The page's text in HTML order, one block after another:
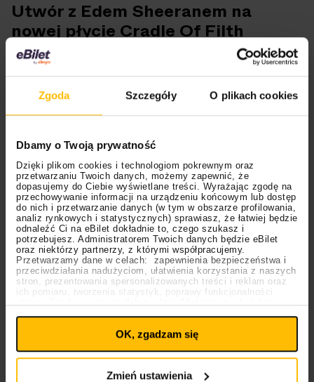
Zgoda Szczegóły O plikach cookies
Dbamy o Twoją prywatność
Dzięki plikom cookies i technologiom pokrewnym oraz
przetwarzaniu Twoich danych, możemy zapewnić, że
dopasujemy do Ciebie wyświetlane treści. Wyrażając zgodę na
przechowywanie informacji na urządzeniu końcowym lub dostęp
do nich i przetwarzanie danych (w tym w obszarze profilowania,
analiz rynkowych i statystycznych) sprawiasz, że łatwiej będzie
odnaleźć Ci na eBilet dokładnie to, czego szukasz i
potrzebujesz. Administratorem Twoich danych będzie eBilet
oraz niektórzy partnerzy, z którymi współpracujemy.
Przetwarzamy dane w celach: zapewnienia bezpieczeństwa i
przeciwdziałania nadużyciom, ułatwienia korzystania z naszych
stron, prezentowania spersonalizowanych treści i reklam oraz
ich pomiaru, tworzenia statystyk, poprawy funkcjonalności
plików cookies
wpływa na legalność uprzedniego przetwarzania.
Polityka plików cookies
OK, zgadzam się
Zmień ustawienia
Utwór z Edem Sheeranem na
nowej płycie Cradle Of Filth
Danipowiedział, że muzycy nie mieli możliwości
Ed Sheeran
był w trakcie promocji swojej płyty. I
faktycznie – w ostatnich dniach minął rok od premiery
październiku powiększyła się dodatkowo o “
Variations”. Ed Sheeran miał trochę tych wydawnictw
na głowie, więc nic dziwnego, że nietypowy collab
chwilowo zniknął z pola widzenia. Frontman Cradle Of
Filthw rozmowie z australijskim Heavy dorzucił
ciekawostkę, że długo wyczekiwana piosenka zagości
jako dodatkowy utwór nadchodzącego wydawnictwa
zespołu.